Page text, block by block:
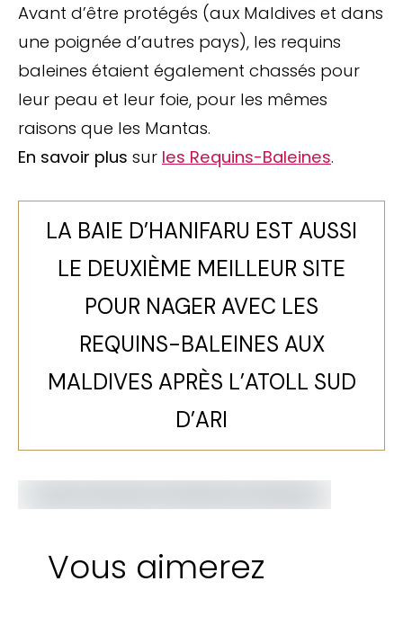
Avant d’être protégés (aux Maldives et dans
une poignée d’autres pays), les requins
baleines étaient également chassés pour
leur peau et leur foie, pour les mêmes
raisons que les Mantas.
En savoir plus sur les Requins-Baleines.
LA BAIE D’HANIFARU EST AUSSI
LE DEUXIÈME MEILLEUR SITE
POUR NAGER AVEC LES
REQUINS-BALEINES AUX
MALDIVES APRÈS L’ATOLL SUD
D’ARI
Vous aimerez